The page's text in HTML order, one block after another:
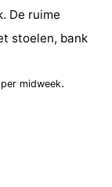
De ruime
stoelen, bank
per midweek.